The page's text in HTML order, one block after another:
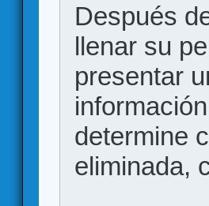
Después
llenar su
presentar
determine
eliminada,